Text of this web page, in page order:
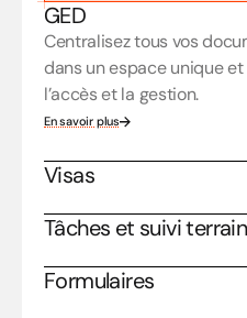
GED
Centralisez tous vos
dans un espace unique
l’accès et la gestion.
En savoir plus
Visas
Tâches et suivi terrain
Formulaires